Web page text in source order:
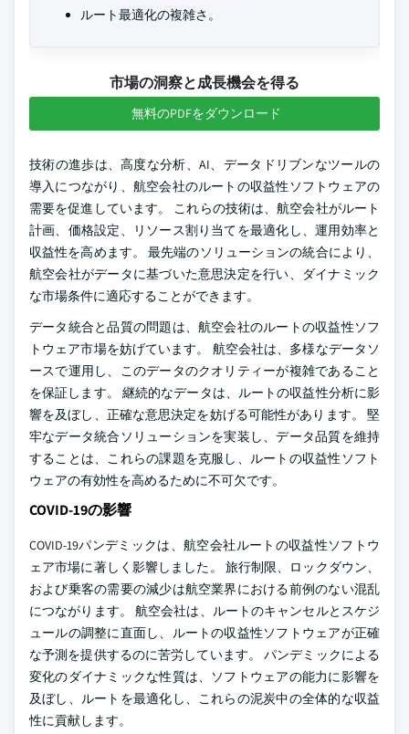
ルート最適化の複雑さ。
市場の洞察と成長機会を得る
無料のPDFをダウンロード
技術の進歩は、高度な分析、AI、データドリブンなツールの
導入につながり、航空会社のルートの収益性ソフトウェアの
需要を促進しています。 これらの技術は、航空会社がルート
計画、価格設定、リソース割り当てを最適化し、運用効率と
収益性を高めます。 最先端のソリューションの統合により、
航空会社がデータに基づいた意思決定を行い、ダイナミック
な市場条件に適応することができます。
データ統合と品質の問題は、航空会社のルートの収益性ソフ
トウェア市場を妨げています。 航空会社は、多様なデータソ
ースで運用し、このデータのクオリティーが複雑であること
を保証します。 継続的なデータは、ルートの収益性分析に影
響を及ぼし、正確な意思決定を妨げる可能性があります。 堅
牢なデータ統合ソリューションを実装し、データ品質を維持
することは、これらの課題を克服し、ルートの収益性ソフト
ウェアの有効性を高めるために不可欠です。
COVID-19の影響
COVID-19パンデミックは、航空会社ルートの収益性ソフトウ
ェア市場に著しく影響しました。 旅行制限、ロックダウン、
および乗客の需要の減少は航空業界における前例のない混乱
につながります。 航空会社は、ルートのキャンセルとスケジ
ュールの調整に直面し、ルートの収益性ソフトウェアが正確
な予測を提供するのに苦労しています。 パンデミックによる
変化のダイナミックな性質は、ソフトウェアの能力に影響を
及ぼし、ルートを最適化し、これらの泥炭中の全体的な収益
性に貢献します。